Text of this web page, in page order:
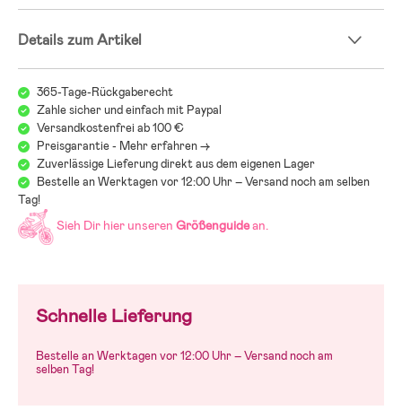
Details zum Artikel
365-Tage-Rückgaberecht
Zahle sicher und einfach mit Paypal
Versandkostenfrei ab 100 €
Preisgarantie - Mehr erfahren ->
Zuverlässige Lieferung direkt aus dem eigenen Lager
Bestelle an Werktagen vor 12:00 Uhr – Versand noch am selben
Tag!
Sieh Dir hier unseren Größenguidean.
Schnelle Lieferung
Bestelle an Werktagen vor 12:00 Uhr – Versand noch am
selben Tag!